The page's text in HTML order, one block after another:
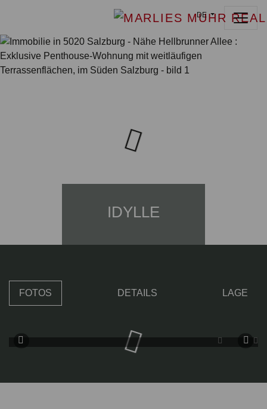
DE
IDYLLE
FOTOS DETAILS LAGE